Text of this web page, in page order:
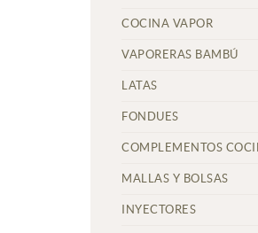
COCINA VAPOR
VAPORERAS BAMBÚ
LATAS
FONDUES
COMPLEMENTOS
MALLAS Y BOLSAS
INYECTORES